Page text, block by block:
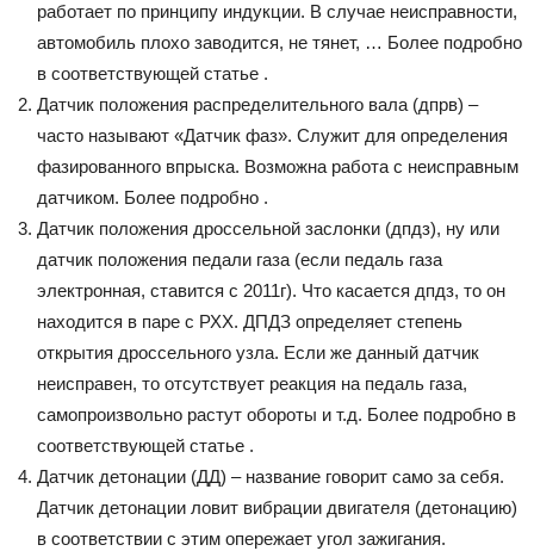
работает по принципу индукции. В случае неисправности,
автомобиль плохо заводится, не тянет, … Более подробно
в соответствующей статье .
Датчик положения распределительного вала (дпрв) –
часто называют «Датчик фаз». Служит для определения
фазированного впрыска. Возможна работа с неисправным
датчиком. Более подробно .
Датчик положения дроссельной заслонки (дпдз), ну или
датчик положения педали газа (если педаль газа
электронная, ставится с 2011г). Что касается дпдз, то он
находится в паре с РХХ. ДПДЗ определяет степень
открытия дроссельного узла. Если же данный датчик
неисправен, то отсутствует реакция на педаль газа,
самопроизвольно растут обороты и т.д. Более подробно в
соответствующей статье .
Датчик детонации (ДД) – название говорит само за себя.
Датчик детонации ловит вибрации двигателя (детонацию)
в соответствии с этим опережает угол зажигания.